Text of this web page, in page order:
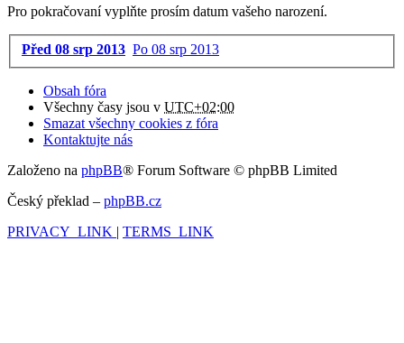
Pro pokračovaní vyplňte prosím datum vašeho narození.
Před 08 srp 2013 Po 08 srp 2013
Obsah fóra
Všechny časy jsou v UTC+02:00
Smazat všechny cookies z fóra
Kontaktujte nás
Založeno na phpBB® Forum Software © phpBB Limited
Český překlad – phpBB.cz
PRIVACY_LINK | TERMS_LINK